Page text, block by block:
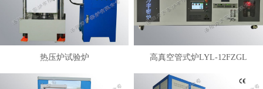
热压炉试验炉 高真空管式炉LYL-12FZGL